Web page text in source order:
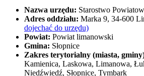
Nazwa urzędu: Starostwo
Adres oddziału: Marka 9, 34-600
dojechać do urzędu)
Powiat: Powiat limanowski
Gmina: Słopnice
Zakres terytorialny (miasta,
Kamienica, Laskowa, Limanowa,
Niedźwiedź, Słopnice, Tymbark